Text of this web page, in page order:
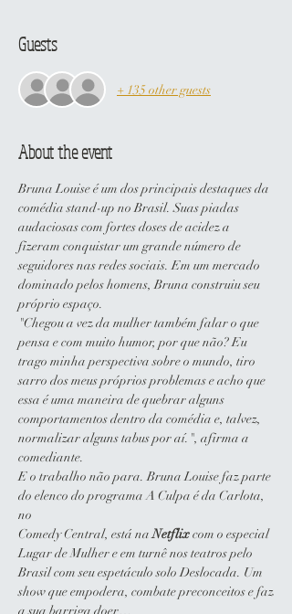
Guests
+ 135 other guests
About the event
Bruna Louise é um dos principais destaques da
comédia stand-up no Brasil. Suas piadas
audaciosas com fortes doses de acidez a
fizeram conquistar um grande número de
seguidores nas redes sociais. Em um mercado
dominado pelos homens, Bruna construiu seu
próprio espaço.
"Chegou a vez da mulher também falar o que
pensa e com muito humor, por que não? Eu
trago minha perspectiva sobre o mundo, tiro
sarro dos meus próprios problemas e acho que
essa é uma maneira de quebrar alguns
comportamentos dentro da comédia e, talvez,
normalizar alguns tabus por aí.", afirma a
comediante.
E o trabalho não para. Bruna Louise faz parte
do elenco do programa A Culpa é da Carlota,
no
Comedy Central, está na Netflix com o especial
Lugar de Mulher e em turnê nos teatros pelo
Brasil com seu espetáculo solo Deslocada. Um
show que empodera, combate preconceitos e faz
a sua barriga doer…